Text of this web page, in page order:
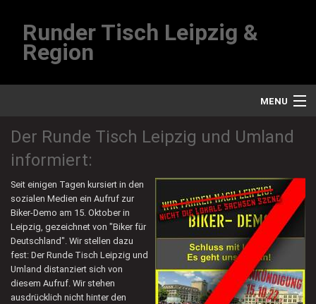
Runder Tisch Leipzig &
Region
MENU
Start
Wir
Die Clubs
Termine
Kontakt
Impressum
Der Runde Tisch Leipzig und Umland
informiert:
Seit einigen Tagen kursiert in den
sozialen Medien ein Aufruf zur
Biker-Demo am 15. Oktober in
Leipzig, gezeichnet von "Biker für
Deutschland". Wir stellen dazu
fest: Der Runde Tisch Leipzig und
Umland distanziert sich von
diesem Aufruf. Wir stehen
ausdrücklich nicht hinter den